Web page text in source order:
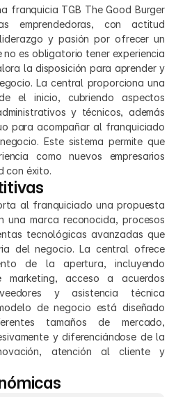
franquicia TGB The Good Burger
emprendedoras, con actitud
y pasión por ofrecer un
no es obligatorio tener experiencia
la disposición para aprender y
La central proporciona una
el inicio, cubriendo aspectos
y técnicos, además
para acompañar al franquiciado
Este sistema permite que
como nuevos empresarios
con éxito.
al franquiciado una propuesta
marca reconocida, procesos
tecnológicas avanzadas que
del negocio. La central ofrece
de la apertura, incluyendo
marketing, acceso a acuerdos
y asistencia técnica
de negocio está diseñado
tamaños de mercado,
y diferenciándose de la
atención al cliente y